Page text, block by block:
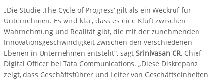
„Die Studie ‚The Cycle of Progress‘ gilt als ein Weckruf für
Unternehmen. Es wird klar, dass es eine Kluft zwischen
Wahrnehmung und Realität gibt, die mit der zunehmenden
Innovationsgeschwindigkeit zwischen den verschiedenen
Ebenen in Unternehmen entsteht“, sagt Srinivasan CR, Chief
Digital Officer bei Tata Communications. „Diese Diskrepanz
zeigt, dass Geschäftsführer und Leiter von Geschäftseinheiten